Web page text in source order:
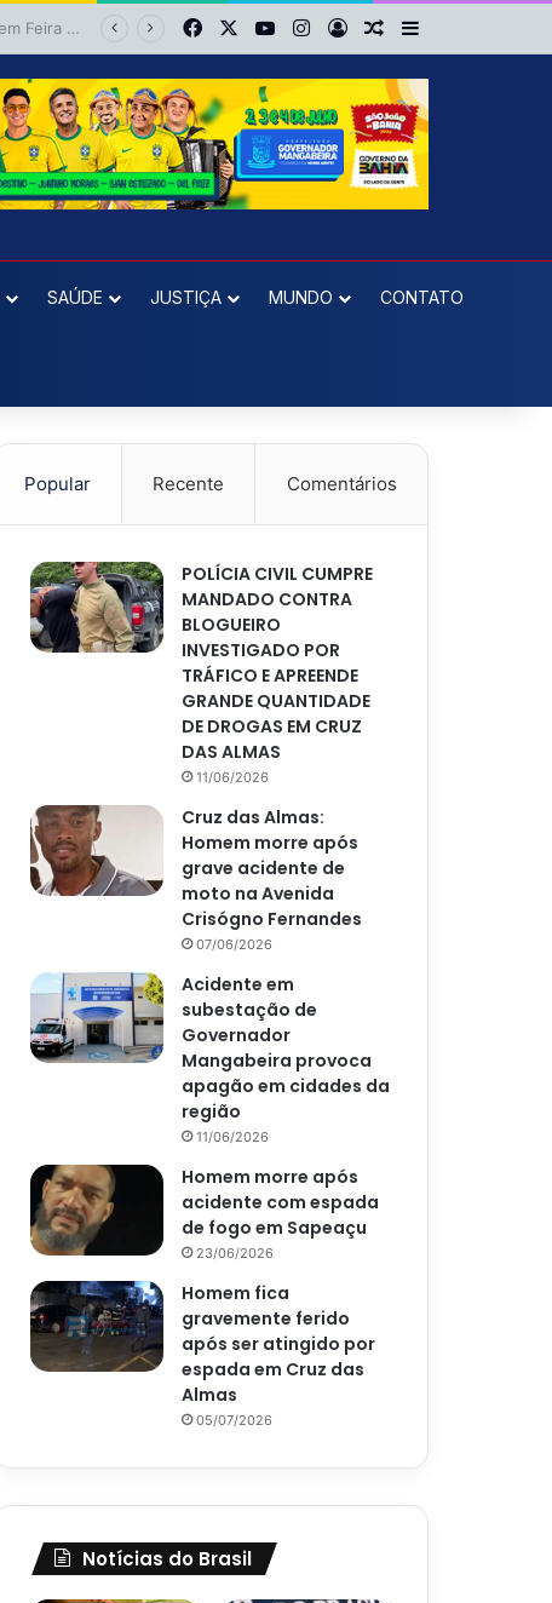
Cruz das Almas: Roberto Ximba da Saúde fecha apoio a Niltinho e define dobradinha com Paulo Magalhães para 2026 FacebookYouTubeInstagram
EntrarArtigo aleatório
Barra Lateral
SAÚDE JUSTIÇA MUNDO CONTATO
Popular Recente Comentários
POLÍCIA CIVIL CUMPRE
MANDADO CONTRA
BLOGUEIRO
INVESTIGADO POR
TRÁFICO E APREENDE
GRANDE QUANTIDADE
DE DROGAS EM CRUZ
DAS ALMAS
11/06/2026
Cruz das Almas:
Homem morre após
grave acidente de
moto na Avenida
Crisógno Fernandes
07/06/2026
Acidente em
subestação de
Governador
Mangabeira provoca
apagão em cidades da
região
11/06/2026
Homem morre após
acidente com espada
de fogo em Sapeaçu
23/06/2026
Homem fica
gravemente ferido
após ser atingido por
espada em Cruz das
Almas
05/07/2026
Notícias do Brasil